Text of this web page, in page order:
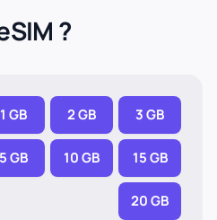
?
1 GB 2 GB 3 GB
5 GB 10 GB 15 GB
20 GB